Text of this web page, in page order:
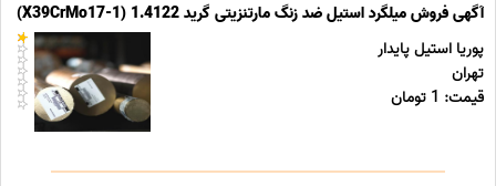
آگهی فروش میلگرد استیل ضد زنگ مارتنزیتی گرید 1.4122 (X39CrMo17-1)
پوریا استیل پایدار
تهران
قیمت: 1 تومان